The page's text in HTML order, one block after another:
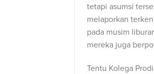
tetapi asumsi
melaporkan
pada musim
mereka juga
Tentu Kolega